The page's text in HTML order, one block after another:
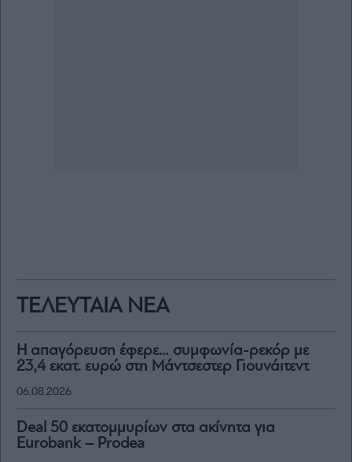
ΤΕΛΕΥΤΑΙΑ ΝΕΑ
Η απαγόρευση έφερε… συμφωνία-ρεκόρ με
23,4 εκατ. ευρώ στη Μάντσεστερ Γιουνάιτεντ
06.08.2026
Deal 50 εκατομμυρίων στα ακίνητα για
Eurobank – Prodea